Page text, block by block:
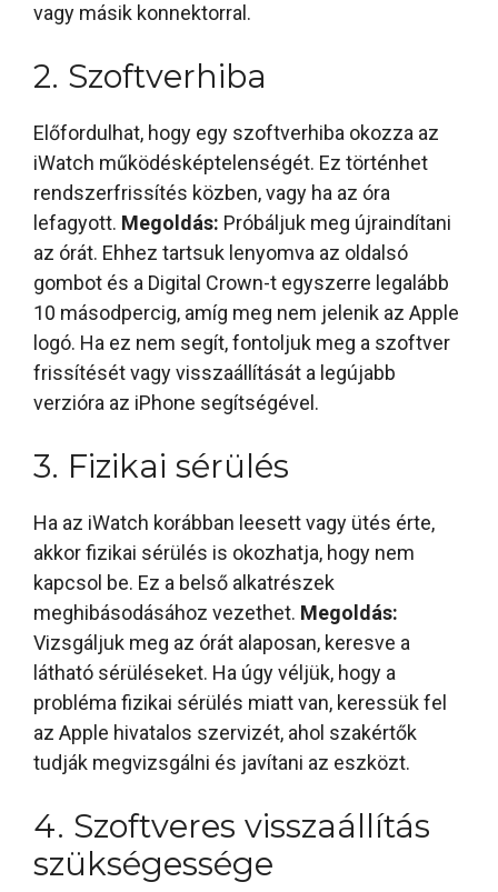
vagy másik konnektorral.
2. Szoftverhiba
Előfordulhat, hogy egy szoftverhiba okozza az
iWatch működésképtelenségét. Ez történhet
rendszerfrissítés közben, vagy ha az óra
lefagyott. Megoldás: Próbáljuk meg újraindítani
az órát. Ehhez tartsuk lenyomva az oldalsó
gombot és a Digital Crown-t egyszerre legalább
10 másodpercig, amíg meg nem jelenik az Apple
logó. Ha ez nem segít, fontoljuk meg a szoftver
frissítését vagy visszaállítását a legújabb
verzióra az iPhone segítségével.
3. Fizikai sérülés
Ha az iWatch korábban leesett vagy ütés érte,
akkor fizikai sérülés is okozhatja, hogy nem
kapcsol be. Ez a belső alkatrészek
meghibásodásához vezethet. Megoldás:
Vizsgáljuk meg az órát alaposan, keresve a
látható sérüléseket. Ha úgy véljük, hogy a
probléma fizikai sérülés miatt van, keressük fel
az Apple hivatalos szervizét, ahol szakértők
tudják megvizsgálni és javítani az eszközt.
4. Szoftveres visszaállítás
szükségessége